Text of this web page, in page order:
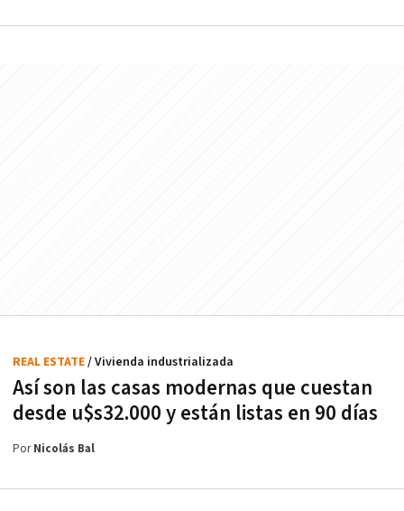
Así son las casas modernas que cuestan
desde u$s32.000 y están listas en 90 días
REAL ESTATE/ Vivienda industrializada
PorNicolás Bal